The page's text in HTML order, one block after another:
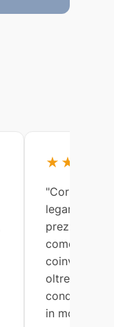
"Corsi
legami
preziosi.
come tutti
coinvolti,
oltremodo
in modo